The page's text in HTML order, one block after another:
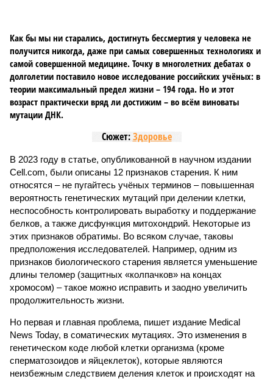
Как бы мы ни старались, достигнуть бессмертия у человека не
получится никогда, даже при самых совершенных технологиях и
самой совершенной медицине. Точку в многолетних дебатах о
долголетии поставило новое исследование российских учёных: в
теории максимальный предел жизни – 194 года. Но и этот
возраст практически вряд ли достижим – во всём виноваты
мутации ДНК.
Сюжет:Здоровье
В 2023 году в статье, опубликованной в научном издании
Cell.com, были описаны 12 признаков старения. К ним
относятся – не пугайтесь учёных терминов – повышенная
вероятность генетических мутаций при делении клетки,
неспособность контролировать выработку и поддержание
белков, а также дисфункция митохондрий. Некоторые из
этих признаков обратимы. Во всяком случае, таковы
предположения исследователей. Например, одним из
признаков биологического старения является уменьшение
длины теломер (защитных «колпачков» на концах
хромосом) – такое можно исправить и заодно увеличить
продолжительность жизни.
Но первая и главная проблема, пишет издание Medical
News Today, в соматических мутациях. Это изменения в
генетическом коде любой клетки организма (кроме
сперматозоидов и яйцеклеток), которые являются
неизбежным следствием деления клеток и происходят на